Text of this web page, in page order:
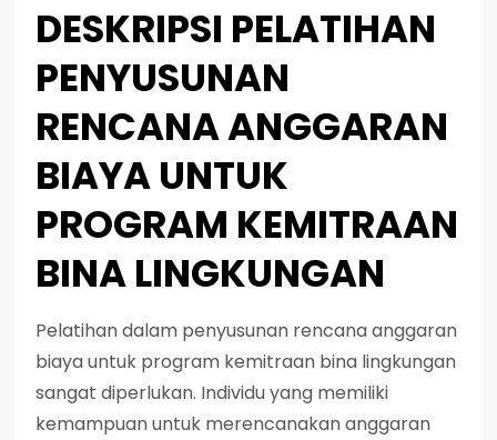
DESKRIPSI PELATIHAN
PENYUSUNAN
RENCANA ANGGARAN
BIAYA UNTUK
PROGRAM KEMITRAAN
BINA LINGKUNGAN
Pelatihan dalam penyusunan rencana anggaran
biaya untuk program kemitraan bina lingkungan
sangat diperlukan. Individu yang memiliki
kemampuan untuk merencanakan anggaran